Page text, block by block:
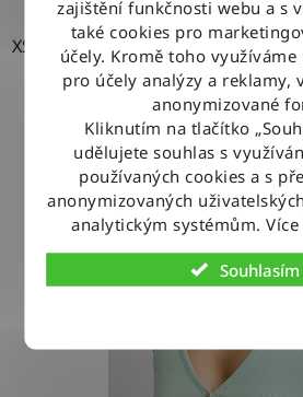
zajištění funkčnosti webu a s
také cookies pro
účely. Kromě toho využíváme
pro účely analýzy a reklamy,
anonymizované
Kliknutím na tlačítko
udělujete souhlas s
používaných cookies a s
anonymizovaných
analytickým systémům.
Souhlasím
XS L